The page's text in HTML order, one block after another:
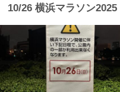
10/26 横浜マラソン2025